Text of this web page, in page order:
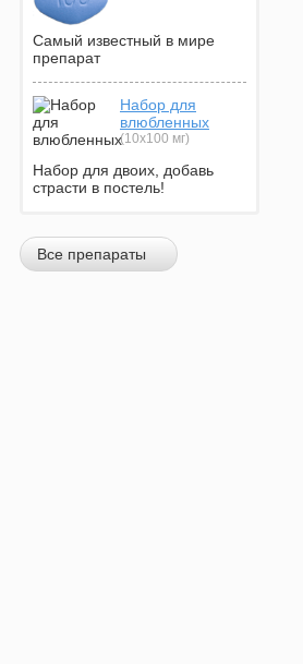
Самый известный в мире
препарат
Набор для
влюбленных
(10х100 мг)
Набор для двоих, добавь
страсти в постель!
Все препараты